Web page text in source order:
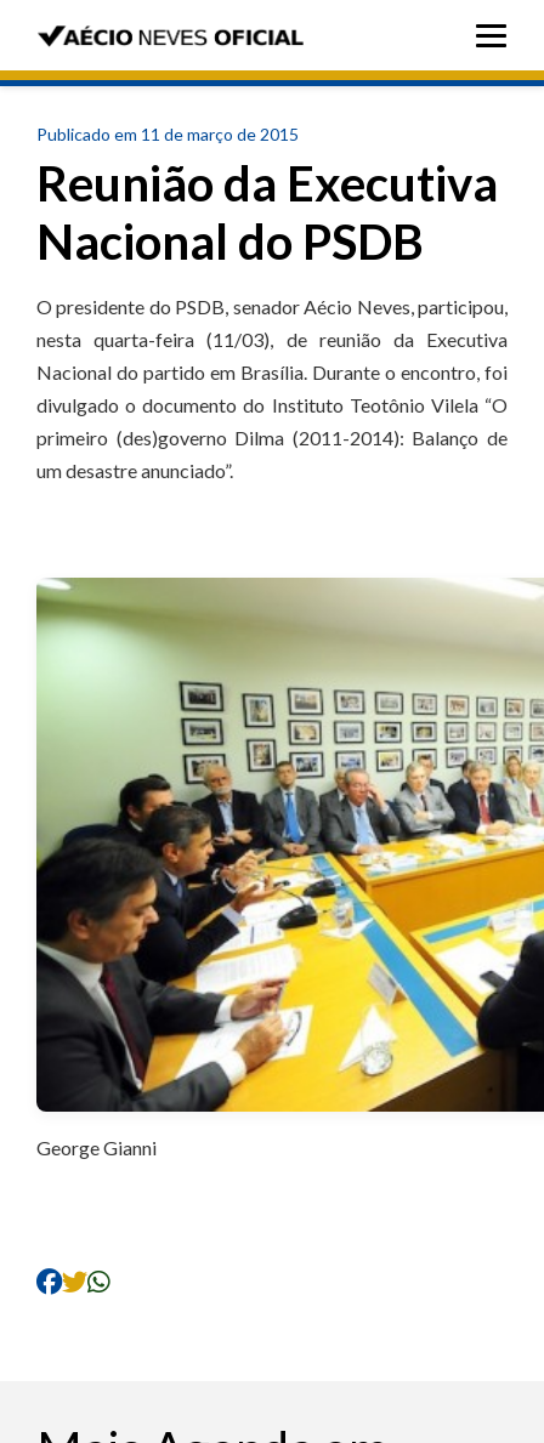
Publicado em 11 de março de 2015
Reunião da Executiva
Nacional do PSDB
O presidente do PSDB, senador Aécio Neves, participou,
nesta quarta-feira (11/03), de reunião da Executiva
Nacional do partido em Brasília. Durante o encontro, foi
divulgado o documento do Instituto Teotônio Vilela “O
primeiro (des)governo Dilma (2011-2014): Balanço de
um desastre anunciado”.
George Gianni